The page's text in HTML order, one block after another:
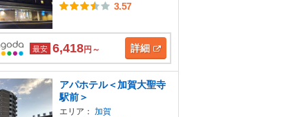
3.57
最安 6,418円～ 詳細
アパホテル＜加賀大聖寺
駅前＞
エリア： 加賀